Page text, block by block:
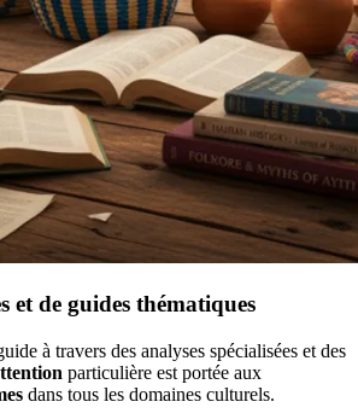
et de guides thématiques
à travers des analyses spécialisées et des
particulière est portée aux
dans tous les domaines culturels.